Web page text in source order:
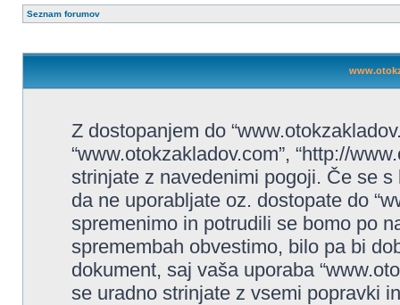
Seznam forumov
Z dostopanjem do
“www.otokzakladov.com”, “http://
strinjate z navedenimi pogoji. Če se
da ne uporabljate oz. dostopate do
spremenimo in potrudili se bomo po
spremembah obvestimo, bilo pa bi
dokument, saj vaša uporaba
se uradno strinjate z vsemi popravki